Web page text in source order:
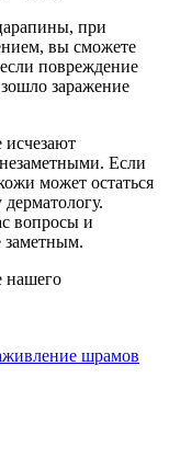
при
вы сможете
повреждение
заражение
Если
может остаться
вопросы и
заметным.
нашего
шрамов